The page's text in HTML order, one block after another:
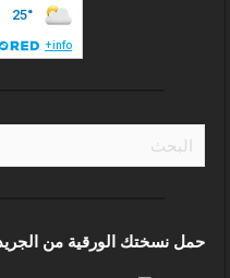
حمل نسختك الورقية من